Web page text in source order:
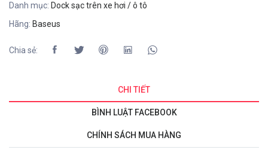
Danh mục: Dock sạc trên xe hơi / ô tô
Hãng: Baseus
Chia sẻ:
CHI TIẾT
BÌNH LUẬT FACEBOOK
CHÍNH SÁCH MUA HÀNG